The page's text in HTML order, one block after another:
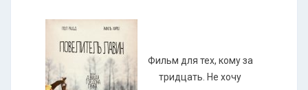
Фильм для тех, кому за
тридцать. Не хочу